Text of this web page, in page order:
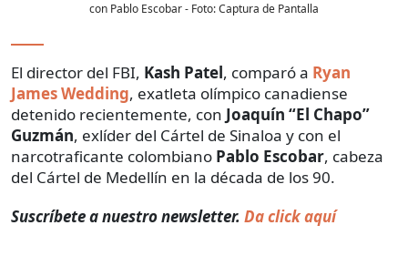
con Pablo Escobar- Foto:Captura de Pantalla
El director del FBI, Kash Patel, comparó a Ryan
James Wedding, exatleta olímpico canadiense
detenido recientemente, con Joaquín “El Chapo”
Guzmán, exlíder del Cártel de Sinaloa y con el
narcotraficante colombiano Pablo Escobar, cabeza
del Cártel de Medellín en la década de los 90.
Suscríbete a nuestro newsletter. Da click aquí